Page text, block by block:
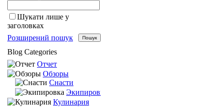
Шукати лише у
заголовках
Розширений пошук
Blog Categories
Отчет
Обзоры
Снасти
Экипировка
Кулинария